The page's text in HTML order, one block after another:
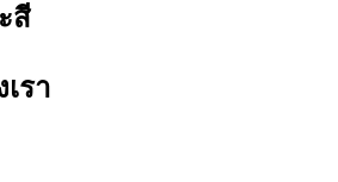
สี
รา